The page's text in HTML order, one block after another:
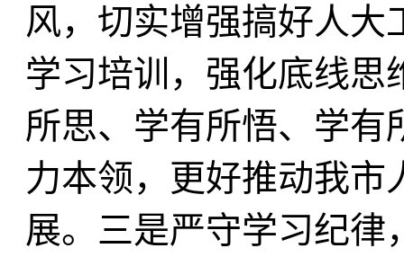
风，切实增强搞好人大
学习培训，强化底线思
所思、学有所悟、学有
力本领，更好推动我市
展。三是严守学习纪律